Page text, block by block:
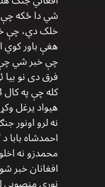
شي دا ځکه
خلک دي، چې
هغې باور کوي
چې خبر شي چې
فرق دی نو بیا
هیواد یرغل
نه لرو
احمدشاه
محمدزو نه
افغانان خبر